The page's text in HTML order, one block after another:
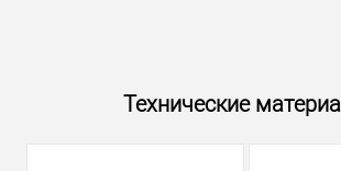
Технические